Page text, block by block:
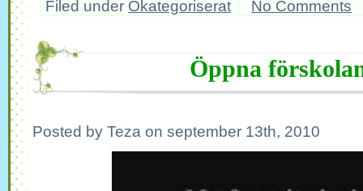
Filed under Okategoriserat No Comments
Öppna
Posted by Teza on september 13th, 2010